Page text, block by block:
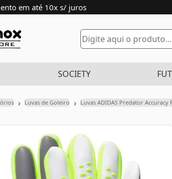
em até 10x s/ juros
SOCIETY
› Luvas de Goleiro › Luvas ADIDAS Predator Accuracy